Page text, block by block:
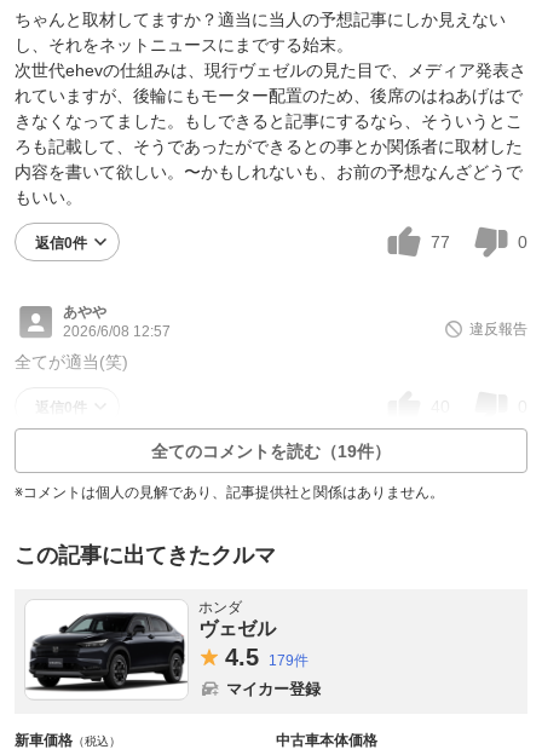
ちゃんと取材してますか？適当に当人の予想記事にしか見えない
し、それをネットニュースにまでする始末。
次世代ehevの仕組みは、現行ヴェゼルの見た目で、メディア発表さ
れていますが、後輪にもモーター配置のため、後席のはねあげはで
きなくなってました。もしできると記事にするなら、そういうとこ
ろも記載して、そうであったができるとの事とか関係者に取材した
内容を書いて欲しい。〜かもしれないも、お前の予想なんざどうで
もいい。
返信0件 77 0
あやや
2026/6/08 12:57
違反報告
全てが適当(笑)
返信0件
全てのコメントを読む（19件）
※コメントは個人の見解であり、記事提供社と関係はありません。
この記事に出てきたクルマ
ホンダ
ヴェゼル
4.5 179件
マイカー登録
新車価格 （税込） 中古車本体価格